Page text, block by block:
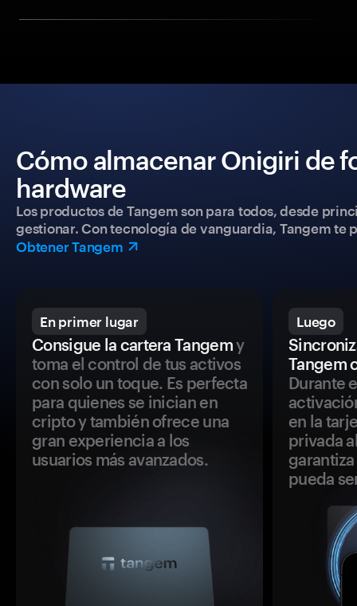
Cómo almacenar Onigiri de
hardware
Los productos de Tangem son para todos, desde
gestionar. Con tecnología de vanguardia, Tangem
Obtener Tangem
En primer lugar
Consigue la cartera Tangemy
toma el control de tus activos
con solo un toque. Es perfecta
para quienes se inician en
cripto y también ofrece una
gran experiencia a los
usuarios más avanzados.
Luego
Tangem
Durante
en la
privada
pueda